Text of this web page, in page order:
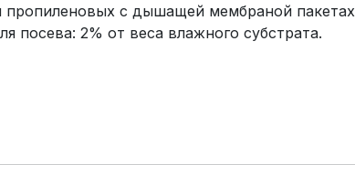
пропиленовых с дышащей мембраной пакетах
посева: 2% от веса влажного субстрата.